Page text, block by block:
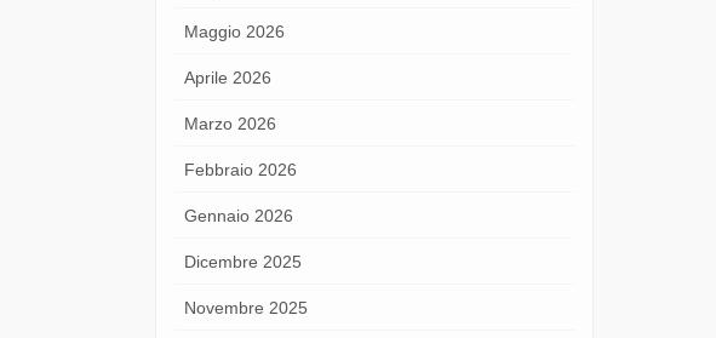
Maggio 2026
Aprile 2026
Marzo 2026
Febbraio 2026
Gennaio 2026
Dicembre 2025
Novembre 2025